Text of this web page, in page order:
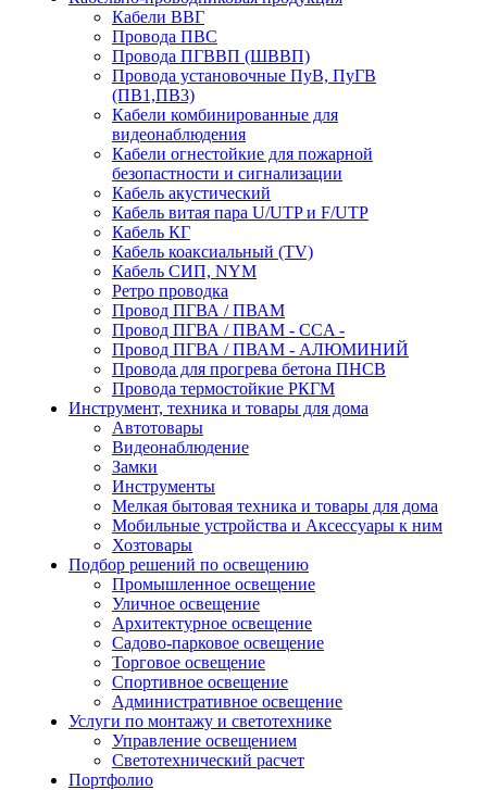
Кабели ВВГ
Провода ПВС
Провода ПГВВП (ШВВП)
Провода установочные ПуВ, ПуГВ
(ПВ1,ПВ3)
Кабели комбинированные для
видеонаблюдения
Кабели огнестойкие для пожарной
безопастности и сигнализации
Кабель акустический
Кабель витая пара U/UTP и F/UTP
Кабель КГ
Кабель коаксиальный (TV)
Кабель СИП, NYM
Ретро проводка
Провод ПГВА / ПВАМ
Провод ПГВА / ПВАМ - CCA -
Провод ПГВА / ПВАМ - АЛЮМИНИЙ
Провода для прогрева бетона ПНСВ
Провода термостойкие РКГМ
Инструмент, техника и товары для дома
Автотовары
Видеонаблюдение
Замки
Инструменты
Мелкая бытовая техника и товары для дома
Мобильные устройства и Аксессуары к ним
Хозтовары
Подбор решений по освещению
Промышленное освещение
Уличное освещение
Архитектурное освещение
Садово-парковое освещение
Торговое освещение
Спортивное освещение
Административное освещение
Услуги по монтажу и светотехнике
Управление освещением
Светотехнический расчет
Портфолио